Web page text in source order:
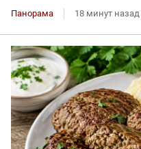
Панорама 18 минут назад